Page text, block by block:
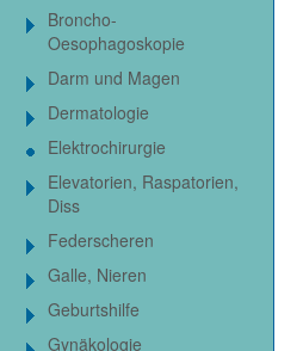
Broncho-
Oesophagoskopie
Darm und Magen
Dermatologie
Elektrochirurgie
Elevatorien, Raspatorien,
Diss
Federscheren
Galle, Nieren
Geburtshilfe
Gynäkologie